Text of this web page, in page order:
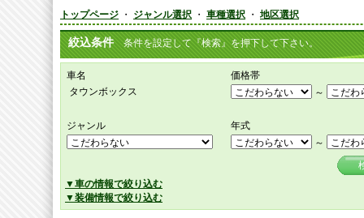
トップページ ・ ジャンル選択 ・ 車種選択 ・ 地区選択
絞込条件 条件を設定して『検索』を押下して下さい。
車名
価格帯
タウンボックス
～
ジャンル
年式
～
▼車の情報で絞り込む
▼装備情報で絞り込む